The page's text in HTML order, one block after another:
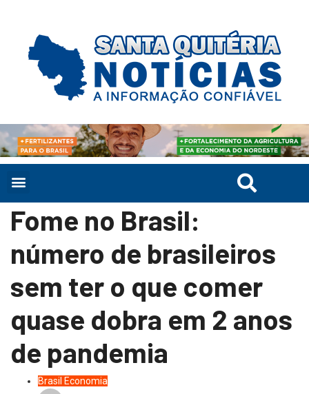
Fome no Brasil:
número de brasileiros
sem ter o que comer
quase dobra em 2 anos
de pandemia
Brasil Economia